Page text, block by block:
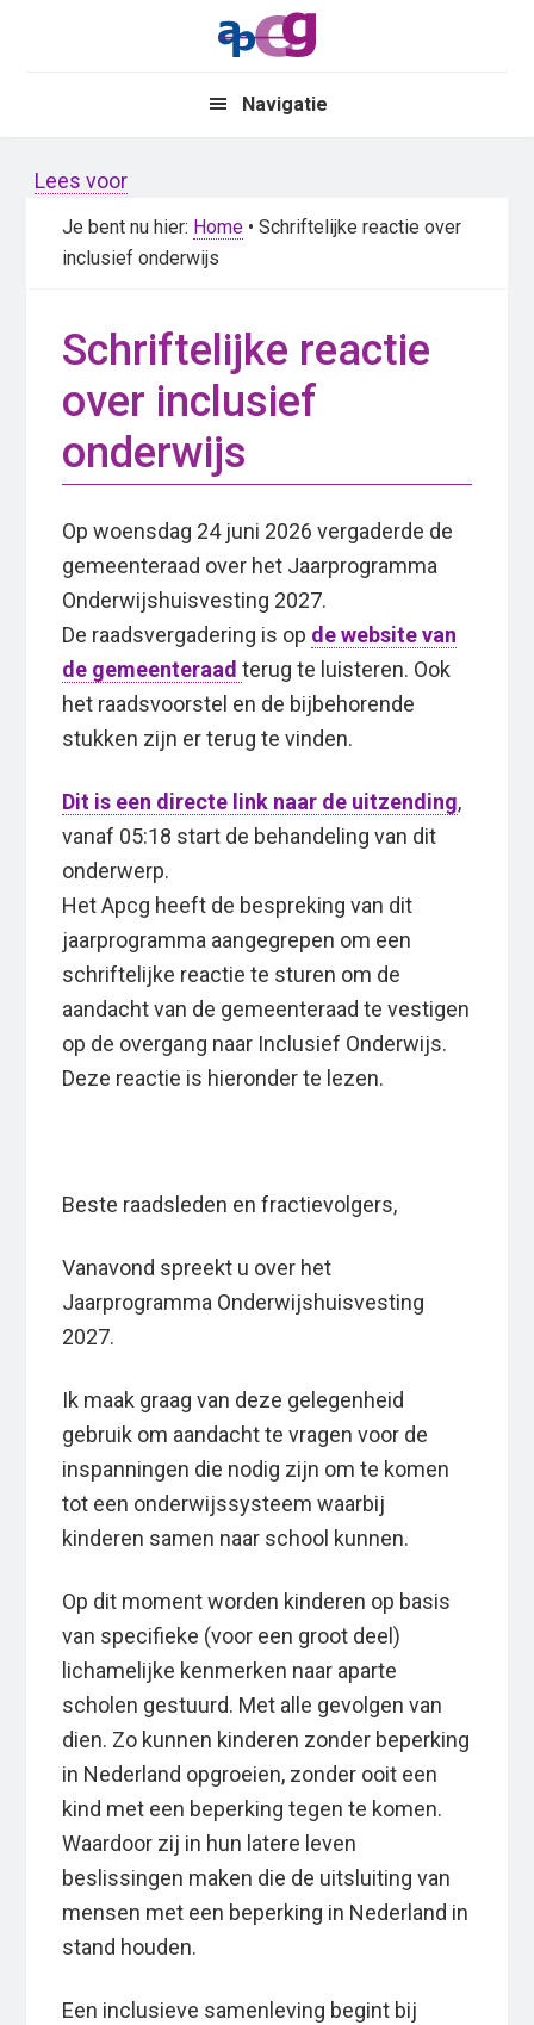
Navigatie
Lees voor
Je bent nu hier: Home • Schriftelijke reactie over
inclusief onderwijs
Schriftelijke reactie
over inclusief
onderwijs
Op woensdag 24 juni 2026 vergaderde de
gemeenteraad over het Jaarprogramma
Onderwijshuisvesting 2027.
De raadsvergadering is op de website van
de gemeenteraad terug te luisteren. Ook
het raadsvoorstel en de bijbehorende
stukken zijn er terug te vinden.
Dit is een directe link naar de uitzending,
vanaf 05:18 start de behandeling van dit
onderwerp.
Het Apcg heeft de bespreking van dit
jaarprogramma aangegrepen om een
schriftelijke reactie te sturen om de
aandacht van de gemeenteraad te vestigen
op de overgang naar Inclusief Onderwijs.
Deze reactie is hieronder te lezen.
Beste raadsleden en fractievolgers,
Vanavond spreekt u over het
Jaarprogramma Onderwijshuisvesting
2027.
Ik maak graag van deze gelegenheid
gebruik om aandacht te vragen voor de
inspanningen die nodig zijn om te komen
tot een onderwijssysteem waarbij
kinderen samen naar school kunnen.
Op dit moment worden kinderen op basis
van specifieke (voor een groot deel)
lichamelijke kenmerken naar aparte
scholen gestuurd. Met alle gevolgen van
dien. Zo kunnen kinderen zonder beperking
in Nederland opgroeien, zonder ooit een
kind met een beperking tegen te komen.
Waardoor zij in hun latere leven
beslissingen maken die de uitsluiting van
mensen met een beperking in Nederland in
stand houden.
Een inclusieve samenleving begint bij